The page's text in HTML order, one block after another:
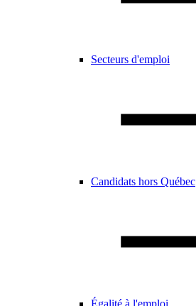
Secteurs d'emploi
Candidats hors Québec
Égalité à l'emploi